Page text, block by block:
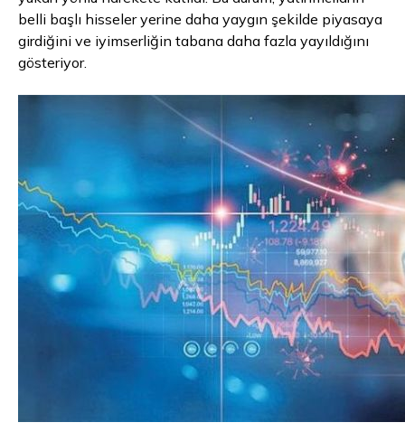
belli başlı hisseler yerine daha yaygın şekilde piyasaya
girdiğini ve iyimserliğin tabana daha fazla yayıldığını
gösteriyor.